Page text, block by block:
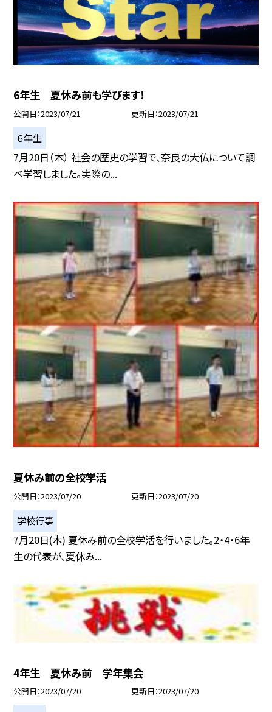
6年生 夏休み前も学びます！
公開日 2023/07/21 更新日 2023/07/21
６年生
7月20日（木） 社会の歴史の学習で、奈良の大仏について調
べ学習しました。実際の...
夏休み前の全校学活
公開日 2023/07/20 更新日 2023/07/20
学校行事
7月20日(木) 夏休み前の全校学活を行いました。2・4・6年
生の代表が、夏休み...
4年生 夏休み前 学年集会
公開日 2023/07/20 更新日 2023/07/20